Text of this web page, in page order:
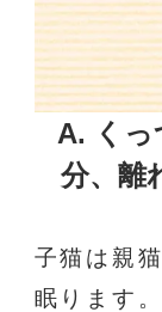
A. くっ
分、離
子猫は親
眠ります